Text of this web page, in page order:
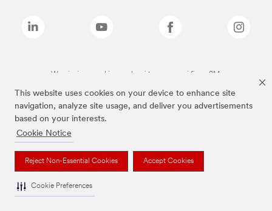
This website uses cookies on your device to enhance site
navigation, analyze site usage, and deliver you advertisements
based on your interests.
Cookie Notice
Reject Non-Essential Cookies Accept Cookies
Cookie Preferences
Wymienione marki są znakami towarowymi firmy 3M.